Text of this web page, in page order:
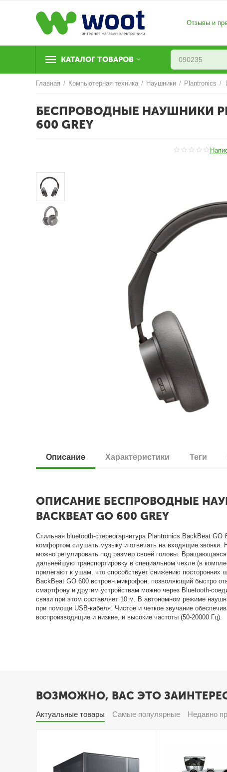
Отзывы и
КАТАЛОГ ТОВАРОВ
Главная / Компьютерная техника / Наушники / Plantronics /
БЕСПРОВОДНЫЕ НАУШНИКИ
600 GREY
Описание Характеристики Теги
ОПИСАНИЕ БЕСПРОВОДНЫЕ
BACKBEAT GO 600 GREY
Стильная bluetooth-стереогарнитура Plantronics BackBeat GO
комфортом слушать музыку и отвечать на входящие
можно регулировать под размер своей головы.
дальнейшую транспортировку в специальном чехле (в
прилегают к ушам, что способствует снижению
BackBeat GO 600 встроен микрофон, позволяющий быстро
смартфону и другим устройствам можно через Bluetooth-
связи при этом составляет 10 м. В автономном режиме
при помощи USB-кабеля. Чистое и четкое звучание
воспроизводящие и низкие, и высокие частоты (50-20000 Гц).
ВОЗМОЖНО, ВАС ЭТО
Актуальные товары Самые популярные Недавно